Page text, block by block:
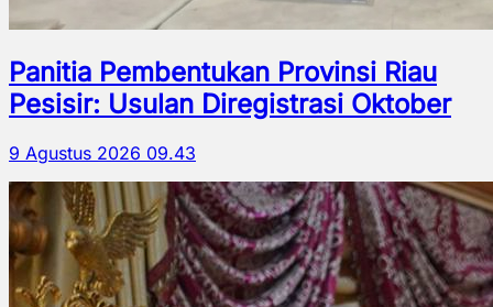
Panitia Pembentukan Provinsi Riau
Pesisir: Usulan Diregistrasi Oktober
9 Agustus 2026 09.43